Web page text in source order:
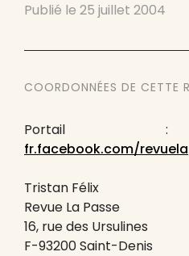
Publié le 25 juillet 2004
COORDONNÉES DE CETTE
fr.facebook.com/
Tristan Félix
Revue La Passe
16, rue des Ursulines
F-93200 Saint-Denis